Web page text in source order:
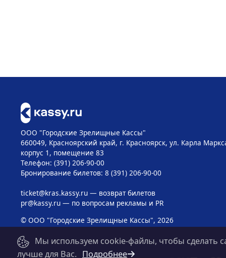
ООО "Городские Зрелищные Кассы"
660049, Красноярский край, г. Красноярск, ул. Карла
корпус 1, помещение 83
Телефон: (391) 206-90-00
Бронирование билетов: 8 (391) 206-90-00
ticket@kras.kassy.ru— возврат билетов
pr@kassy.ru— по вопросам рекламы и PR
© ООО "Городские Зрелищные Кассы", 2026
Мы используем cookie-файлы, чтобы сделать
лучше для Вас. Подробнее